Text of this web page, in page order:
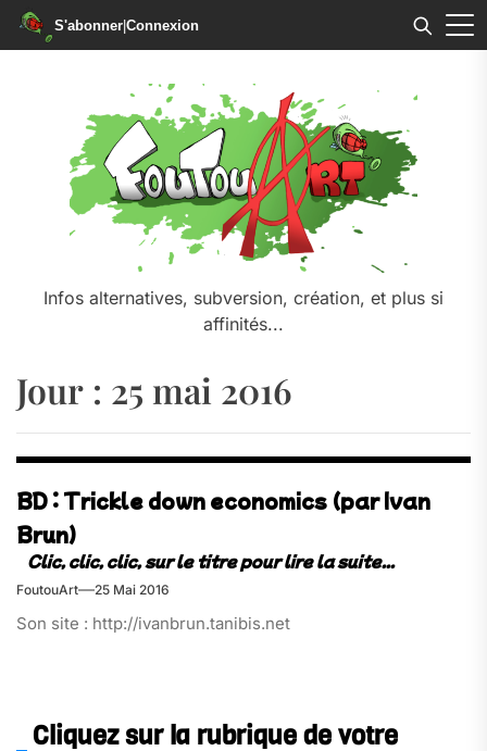
S'abonner|Connexion
Infos alternatives, subversion, création, et plus si
affinités...
Jour : 25 mai 2016
BD : Trickle down economics (par Ivan
Brun)
FoutouArt 25 Mai 2016
Son site : http://ivanbrun.tanibis.net
Cliquez sur la rubrique de votre